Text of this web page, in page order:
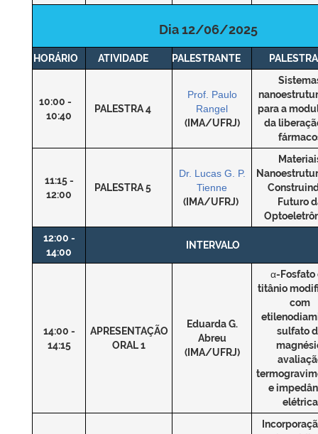
Dia 12/06/2025
HORÁRIO ATIVIDADE PALESTRANTE PALESTRA
10:00 -
10:40
PALESTRA 4
Prof. Paulo
Rangel
(IMA/UFRJ)
para a
da
11:15 -
12:00
PALESTRA 5
Dr. Lucas G. P.
Tienne
(IMA/UFRJ)
Futuro
12:00 -
14:00
INTERVALO
14:00 -
14:15
APRESENTAÇÃO
ORAL 1
Eduarda G.
Abreu
(IMA/UFRJ)
α-Fosfato
titânio
com
sulfato
e
elétrica